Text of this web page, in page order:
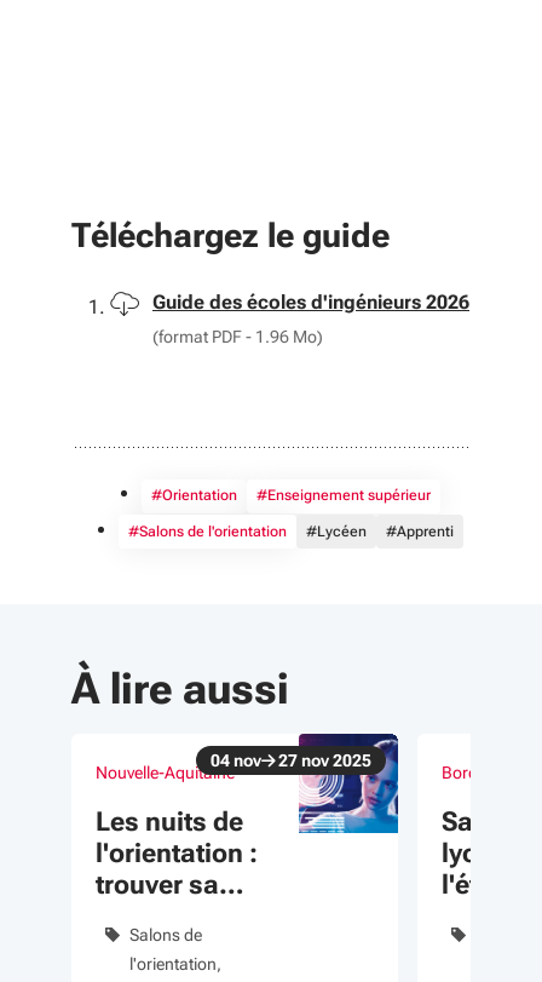
Téléchargez le guide
Télécharger
Guide des écoles d'ingénieurs 2026
(format PDF - 1.96 Mo)
#Orientation #Enseignement supérieur
#Salons de l'orientation #Lycéen #Apprenti
À lire aussi
Nouvelle-Aquitaine
Les nuits de
l'orientation :
trouver sa
stress
Salons de
l'orientation
évènement
Du 04 nov au 27 nov 2025
04 nov 27 nov2025
Bordeaux
Salon
lycéen
évènement
Du 09 jan au